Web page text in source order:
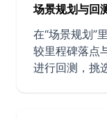
场景规划与回
在“场景规划”
较里程碑落点
进行回测，挑